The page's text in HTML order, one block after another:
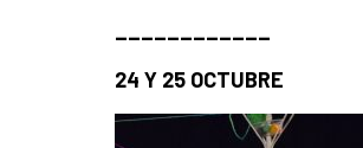
____________
24 Y 25 OCTUBRE